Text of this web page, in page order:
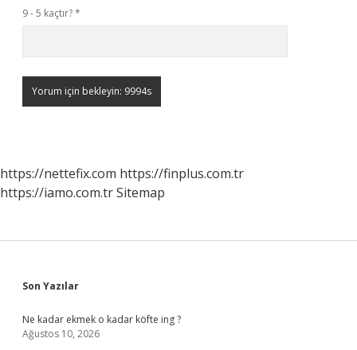
9 - 5 kaçtır?*
https://nettefix.com https://finplus.com.tr
https://iamo.com.trSitemap
Sidebar
Son Yazılar
Ne kadar ekmek o kadar köfte ing ?
Ağustos 10, 2026